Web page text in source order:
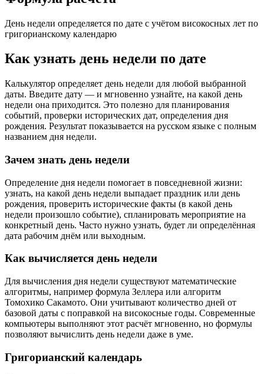
День недели определяется по дате с учётом високосных лет по
григорианскому календарю
Как узнать день недели по дате
Калькулятор определяет день недели для любой выбранной
даты. Введите дату — и мгновенно узнайте, на какой день
недели она приходится. Это полезно для планирования
событий, проверки исторических дат, определения дня
рождения. Результат показывается на русском языке с полным
названием дня недели.
Зачем знать день недели
Определение дня недели помогает в повседневной жизни:
узнать, на какой день недели выпадает праздник или день
рождения, проверить исторические факты (в какой день
недели произошло событие), спланировать мероприятие на
конкретный день. Часто нужно узнать, будет ли определённая
дата рабочим днём или выходным.
Как вычисляется день недели
Для вычисления дня недели существуют математические
алгоритмы, например формула Зеллера или алгоритм
Томохико Сакамото. Они учитывают количество дней от
базовой даты с поправкой на високосные годы. Современные
компьютеры выполняют этот расчёт мгновенно, но формулы
позволяют вычислить день недели даже в уме.
Григорианский календарь